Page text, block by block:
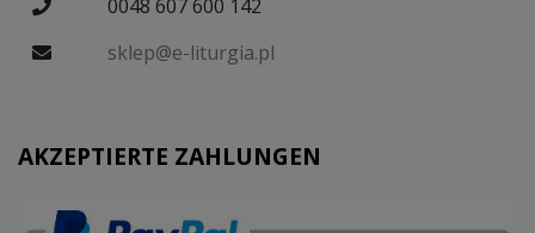
0048 607 600 142
sklep@e-liturgia.pl
AKZEPTIERTE ZAHLUNGEN